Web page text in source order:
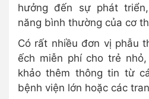
hưởng đến sự phát
năng bình thường của cơ
Có rất nhiều đơn vị phẫu
ếch miễn phí cho trẻ
khảo thêm thông tin từ
bệnh viện lớn hoặc các